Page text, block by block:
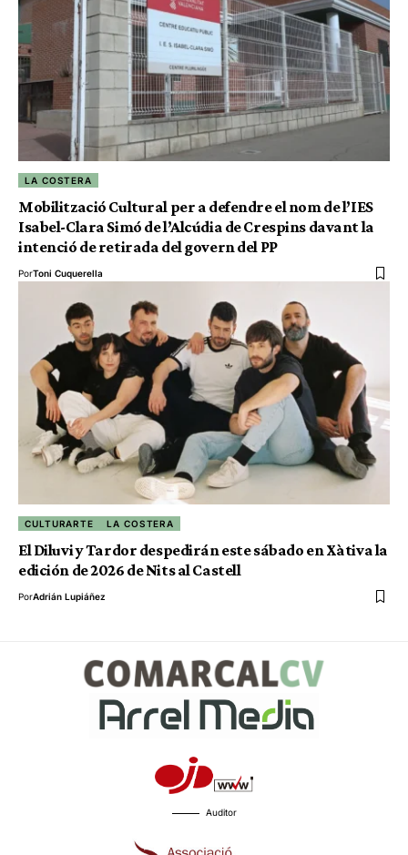
LA COSTERA
Mobilització Cultural per a defendre el nom de l’IES
Isabel-Clara Simó de l’Alcúdia de Crespins davant la
intenció de retirada del govern del PP
PorToni Cuquerella
CULTURARTE LA COSTERA
El Diluvi y Tardor despedirán este sábado en Xàtiva la
edición de 2026 de Nits al Castell
PorAdrián Lupiáñez
Auditor